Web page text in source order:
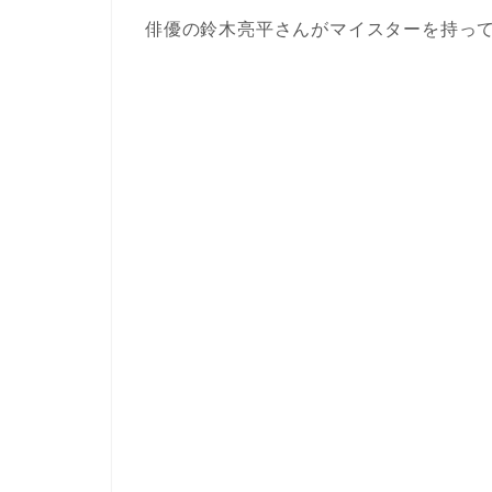
俳優の鈴木亮平さんがマイスターを持っ